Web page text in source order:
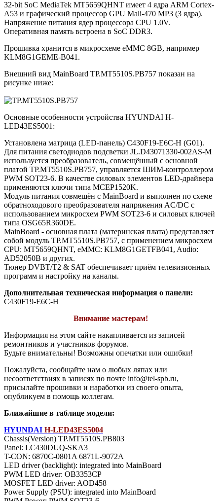
32-bit SoC MediaTek MT5659QHNT имеет 4 ядра ARM Cortex-
A53 и графический процессор GPU Mali-470 MP3 (3 ядра).
Напряжение питания ядер процессора CPU 1.0V.
Оперативная память встроена в SoC DDR3.
Прошивка хранится в микросхеме eMMC 8GB, например
KLM8G1GEME-B041.
Внешний вид MainBoard TP.MT5510S.PB757 показан на
рисунке ниже:
Основные особенности устройства HYUNDAI H-
LED43ES5001:
Установлена матрица (LED-панель) C430F19-E6C-H (G01).
Для питания светодиодов подсветки JL.D43071330-002AS-M
используется преобразователь, совмещённый с основной
платой TP.MT5510S.PB757, управляется ШИМ-контроллером
PWM SOT23-6. В качестве силовых элементов LED-драйвера
применяются ключи типа MCEP1520K.
Модуль питания совмещён с MainBoard и выполнен по схеме
обратноходового преобразователя напряжения AC/DC c
использованием микросхем PWM SOT23-6 и силовых ключей
типа OSG65R360DE.
MainBoard - основная плата (материнская плата) представляет
собой модуль TP.MT5510S.PB757, с применением микросхем
CPU: MT5659QHNT, eMMC: KLM8G1GETFB041, Audio:
AD52050B и других.
Тюнер DVBT/T2 & SAT обеспечивает приём телевизионных
программ и настройку на каналы.
Дополнительная техническая информация о панели:
C430F19-E6C-H
Внимание мастерам!
Информация на этом сайте накапливается из записей
ремонтников и участников форумов.
Будьте внимательны! Возможны опечатки или ошибки!
Пожалуйста, сообщайте нам о любых ляпах или
несоответствиях в записях по почте info@tel-spb.ru,
присылайте прошивки и наработки из своего опыта,
опубликуем в помощь коллегам.
Ближайшие в таблице модели:
HYUNDAI H-LED43ES5004
Chassis(Version) TP.MT5510S.PB803
Panel: LC430DUQ-SKA3
T-CON: 6870C-0801A 6871L-9072A
LED driver (backlight): integrated into MainBoard
PWM LED driver: OB3353CP
MOSFET LED driver: AOD458
Power Supply (PSU): integrated into MainBoard